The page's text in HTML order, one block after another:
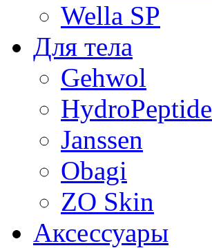
Wella SP
Для тела
Gehwol
HydroPeptide
Janssen
Obagi
ZO Skin
Aксессуары